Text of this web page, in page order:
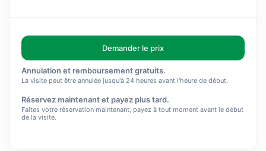
Demander le prix
Annulation et remboursement gratuits.
La visite peut être annulée jusqu'à 24 heures avant l'heure de début.
Réservez maintenant et payez plus tard.
Faites votre réservation maintenant, payez à tout moment avant le début
de la visite.